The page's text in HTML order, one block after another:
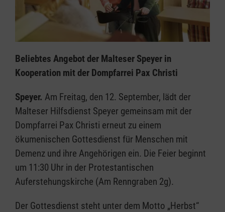
Beliebtes Angebot der Malteser Speyer in
Kooperation mit der Dompfarrei Pax Christi
Speyer. Am Freitag, den 12. September, lädt der
Malteser Hilfsdienst Speyer gemeinsam mit der
Dompfarrei Pax Christi erneut zu einem
ökumenischen Gottesdienst für Menschen mit
Demenz und ihre Angehörigen ein. Die Feier beginnt
um 11:30 Uhr in der Protestantischen
Auferstehungskirche (Am Renngraben 2g).
Der Gottesdienst steht unter dem Motto „Herbst“